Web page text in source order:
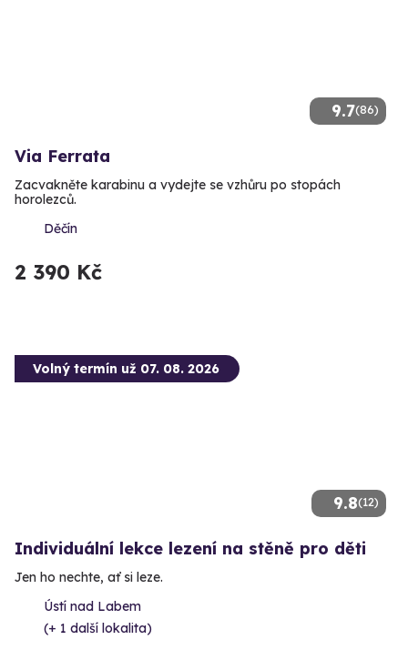
9.7(86)
Via Ferrata
Zacvakněte karabinu a vydejte se vzhůru po stopách
horolezců.
Děčín
2 390 Kč
9.8(12)
Volný termín už 07. 08. 2026
Individuální lekce lezení na stěně pro děti
Jen ho nechte, ať si leze.
Ústí nad Labem
(+ 1 další lokalita)